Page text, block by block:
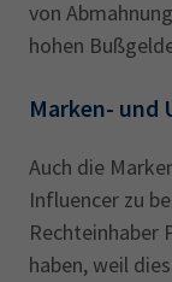
von
hohen
Marken- und
Auch die
Influencer zu
Rechteinhaber
haben, weil